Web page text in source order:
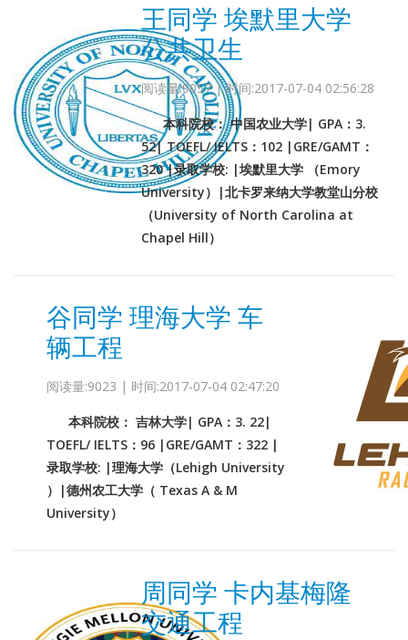
王同学 埃默里大学
公共卫生
阅读量:9057 | 时间:2017-07-04 02:56:28
本科院校： 中国农业大学| GPA：3.
52| TOEFL/ IELTS：102 |GRE/GAMT：
320 |录取学校: |埃默里大学 （Emory
University）|北卡罗来纳大学教堂山分校
（University of North Carolina at
Chapel Hill）
谷同学 理海大学 车
辆工程
阅读量:9023 | 时间:2017-07-04 02:47:20
本科院校： 吉林大学| GPA：3. 22|
TOEFL/ IELTS：96 |GRE/GAMT：322 |
录取学校: |理海大学（Lehigh University
）|德州农工大学（ Texas A & M
University）
周同学 卡内基梅隆
交通工程